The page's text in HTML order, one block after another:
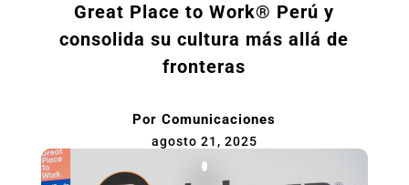
Great Place to Work® Perú y
consolida su cultura más allá de
fronteras
PorComunicaciones
agosto 21, 2025